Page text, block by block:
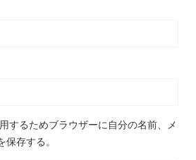
するためブラウザーに自分の名前、メ
存する。